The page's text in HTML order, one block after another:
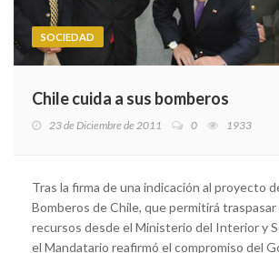
SOCIEDAD
Chile cuida a sus bomberos
23 de Diciembre de 2011 0 1933
Tras la firma de una indicación al proyecto
Bomberos de Chile, que permitirá
recursos desde el Ministerio del Interior y
el Mandatario reafirmó el compromiso del